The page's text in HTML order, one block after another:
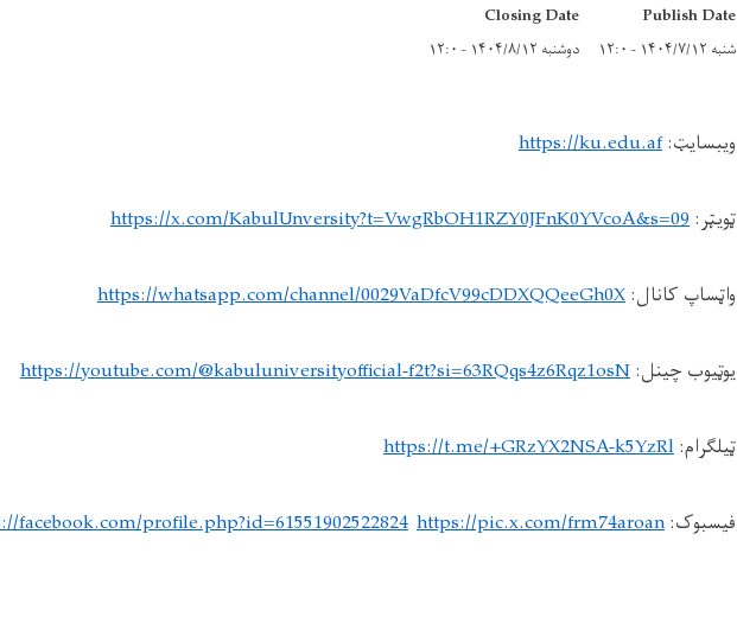
Publish Date
شنبه ۱۴۰۴/۷/۱۲ - ۱۲:۰
Closing Date
دوشنبه ۱۴۰۴/۸/۱۲ - ۱۲:۰
ویبسایټ:https://ku.edu.af
ټویټر:https://x.com/KabulUnversity?t=VwgRbOH1RZY0JFnK0YVcoA&s=09
واټساپ کانال:https://whatsapp.com/channel/0029VaDfcV99cDDXQQeeGh0X
یوټیوب چینل:https://youtube.com/@kabuluniversityofficial-f2t?si=63RQqs4z6Rqz1osN
ټیلګرام:https://t.me/+GRzYX2NSA-k5YzRl
فیسبوک: facebook.com/profile.php?id=61551902522824 https://pic.x.com/frm74aroan